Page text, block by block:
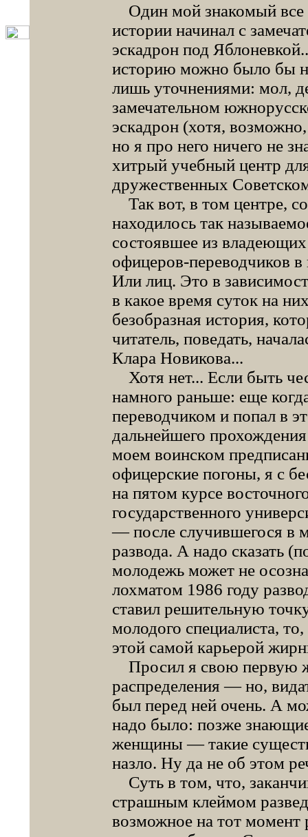
Один мой знакомый все
истории начинал с
эскадрон под
историю можно было бы
лишь уточнениями: мол,
замечательном
эскадрон (хотя,
но я про него ничего не
хитрый учебный центр
дружественных
Так вот, в том центре,
находилось так
состоявшее из
офицеров-переводчиков
Или лиц. Это в
в какое время суток на
безобразная история,
читатель, поведать,
Клара Новикова...
Хотя нет... Если быть
намного раньше: еще
переводчиком и попал в
дальнейшего
моем воинском
офицерские погоны, я с
на пятом курсе
государственного
— после случившегося в
развода. А надо сказать
молодежь может не
лохматом 1986 году
ставил решительную
молодого специалиста,
этой самой карьерой
Просил я свою первую
распределения — но,
был перед ней очень. А
надо было: позже
женщины — такие
назло. Ну да не об этом
Суть в том, что,
страшным клеймом
возможное на тот